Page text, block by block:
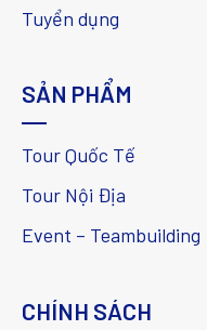
Tuyển dụng
SẢN PHẨM
Tour Quốc Tế
Tour Nội Địa
Event – Teambuilding
CHÍNH SÁCH